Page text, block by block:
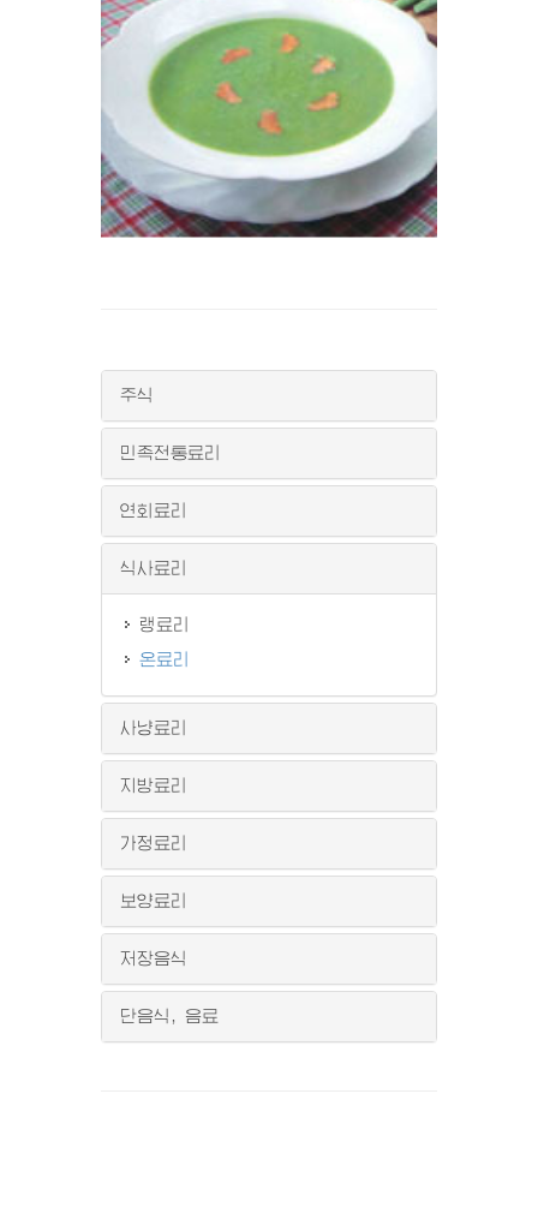
주식
민족전통료리
연회료리
식사료리
랭료리
온료리
사냥료리
지방료리
가정료리
보양료리
저장음식
단음식, 음료